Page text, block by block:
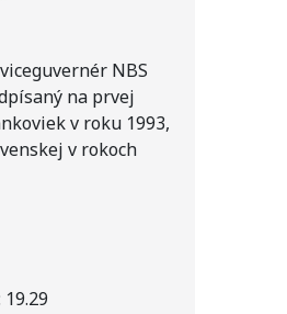
NBS
na prvej
v roku 1993,
v rokoch
19.29